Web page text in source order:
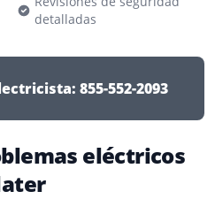
detalladas
855-552-2093
eléctricos